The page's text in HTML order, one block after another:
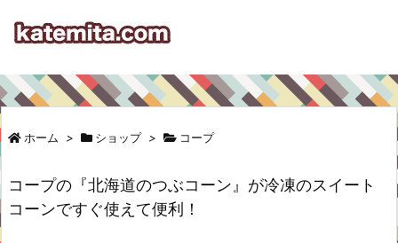
ホーム > ショップ > コープ
コープの『北海道のつぶコーン』が冷凍のスイート
コーンですぐ使えて便利！